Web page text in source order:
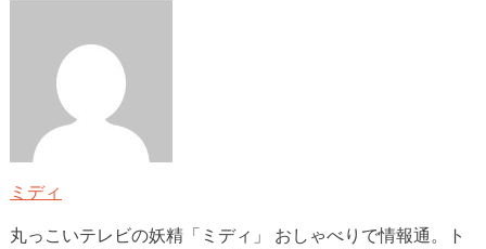
ミディ
丸っこいテレビの妖精「ミディ」 おしゃべりで情報通。ト